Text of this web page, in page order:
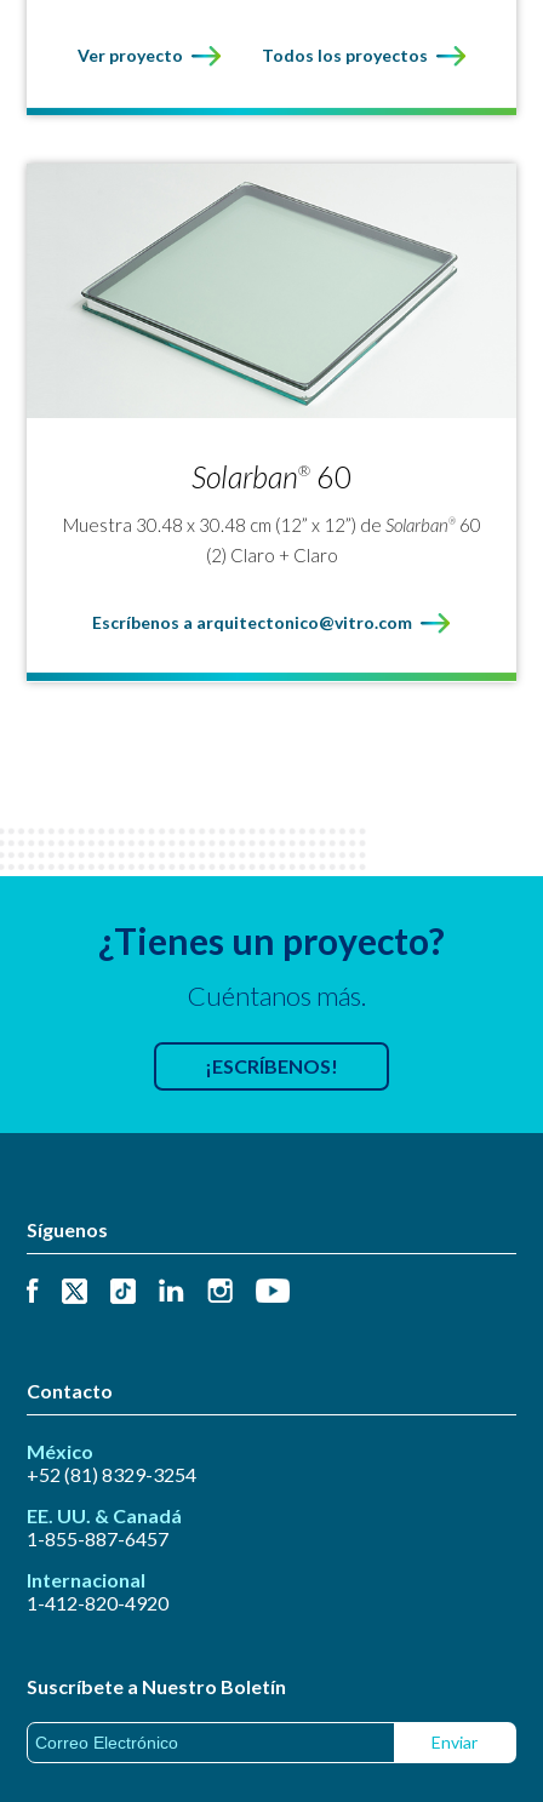
Ver proyecto Todos los proyectos
Solarban®60
Muestra 30.48 x 30.48 cm (12” x 12”) de Solarban®60
(2) Claro + Claro
Escríbenos a arquitectonico@vitro.com
¿Tienes un proyecto?
Cuéntanos más.
¡ESCRÍBENOS!
Síguenos
Contacto
México
+52 (81) 8329-3254
EE. UU. & Canadá
1-855-887-6457
Internacional
1-412-820-4920
Suscríbete a Nuestro Boletín